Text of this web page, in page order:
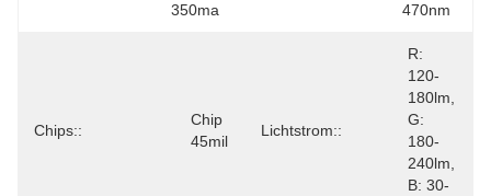
350ma
470nm
Chips::
Chip
45mil
Lichtstrom::
R:
120-
180lm,
G:
180-
240lm,
B: 30-